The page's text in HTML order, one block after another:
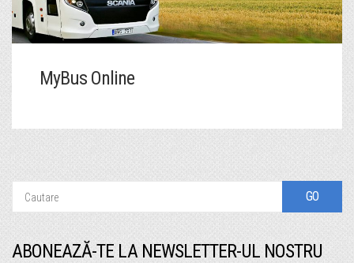
MyBus Online
ABONEAZĂ-TE LA NEWSLETTER-UL NOSTRU